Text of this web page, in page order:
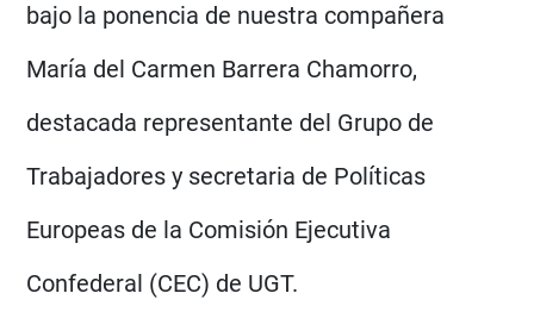
bajo la ponencia de nuestra compañera
María del Carmen Barrera Chamorro,
destacada representante del Grupo de
Trabajadores y secretaria de Políticas
Europeas de la Comisión Ejecutiva
Confederal (CEC) de UGT.